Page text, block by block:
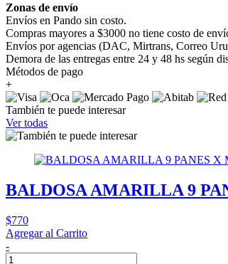
Zonas de envío
Envíos en Pando sin costo.
Compras mayores a $3000 no tiene costo de
Envíos por agencias (DAC, Mirtrans, Correo
Demora de las entregas entre 24 y 48 hs según
Métodos de pago
+
También te puede interesar
Ver todas
BALDOSA AMARILLA 9
$770
Agregar al Carrito
-